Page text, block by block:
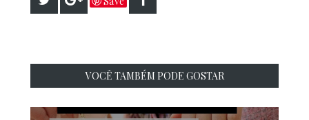
VOCÊ TAMBÉM PODE GOSTAR